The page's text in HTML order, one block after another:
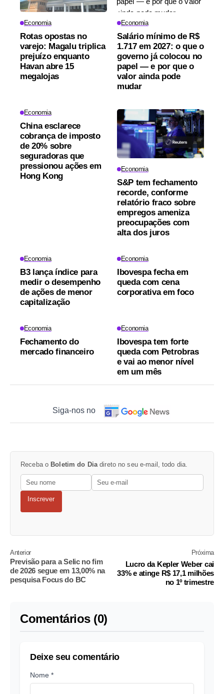
Economia
Rotas opostas no
varejo: Magalu triplica
prejuízo enquanto
Havan abre 15
megalojas
Economia
Salário mínimo de R$
1.717 em 2027: o que o
governo já colocou no
papel — e por que o
valor ainda pode
mudar
Economia
China esclarece
cobrança de imposto
de 20% sobre
seguradoras que
pressionou ações em
Hong Kong
Economia
S&P tem fechamento
recorde, conforme
relatório fraco sobre
empregos ameniza
preocupações com
alta dos juros
Economia
B3 lança índice para
medir o desempenho
de ações de menor
capitalização
Economia
Ibovespa fecha em
queda com cena
corporativa em foco
Economia
Fechamento do
mercado financeiro
Economia
Ibovespa tem forte
queda com Petrobras
e vai ao menor nível
em um mês
Siga-nos no
Receba o Boletim do Dia direto no seu e-mail, todo dia.
Inscrever
Anterior
Previsão para a Selic no fim
de 2026 segue em 13,00% na
pesquisa Focus do BC
Próxima
Lucro da Kepler Weber cai
33% e atinge R$ 17,1 milhões
no 1º trimestre
Comentários (0)
Deixe seu comentário
Nome *